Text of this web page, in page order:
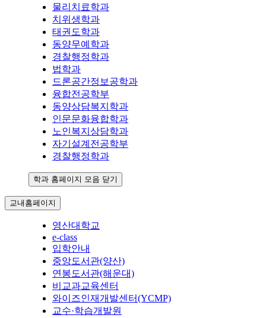
물리치료학과
치위생학과
태권도학과
동양무예학과
경찰행정학과
법학과
드론공간정보공학과
융합전공학부
동양상담복지학과
인문문화융합학과
노인복지상담학과
자기설계전공학부
경찰행정학과
학과 홈페이지 모음 닫기
교내홈페이지
영산대학교
e-class
입학안내
중앙도서관(양산)
연봉도서관(해운대)
비교과교육센터
와이즈인재개발센터(YCMP)
교수·학습개발원